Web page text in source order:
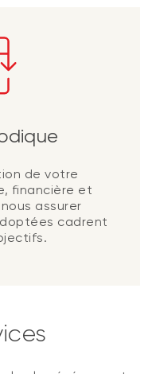
de votre
financière et
assurer
cadrent